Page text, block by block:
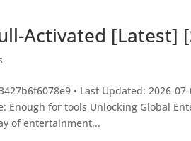
Activated [Latest]
• Last Updated: 2026-
Enough for tools Unlocking Global
of entertainment...